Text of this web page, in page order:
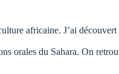
africaine. J’ai découvert
orales du Sahara. On